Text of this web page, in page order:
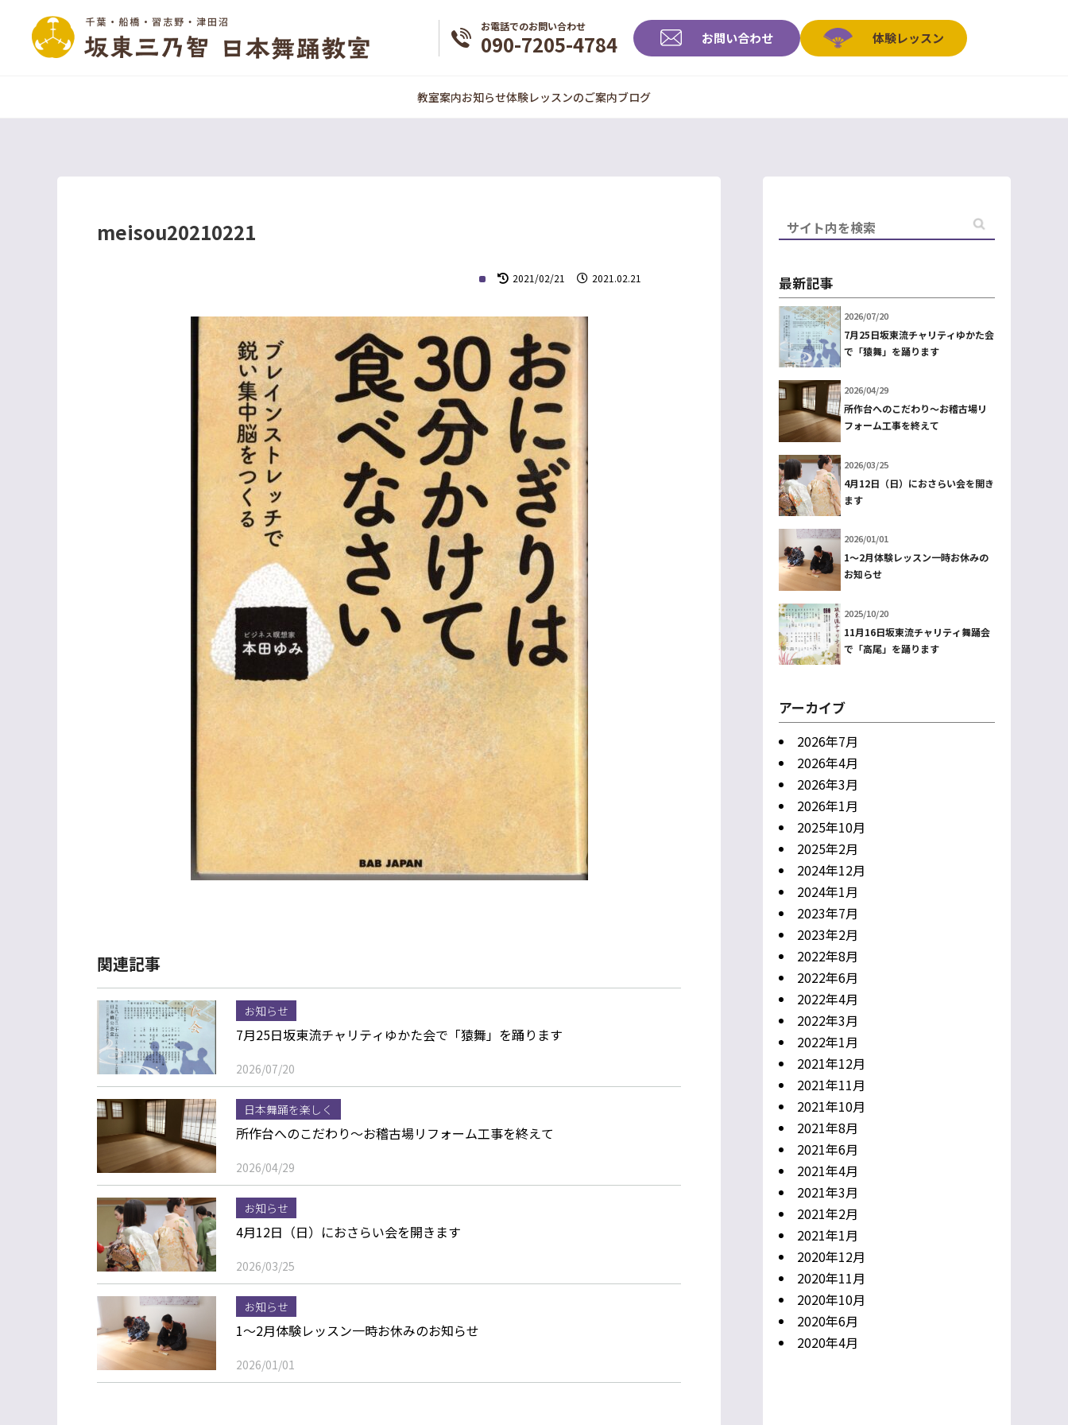
お電話でのお問い合わせ
090-7205-4784 お問い合わせ 体験レッスン
教室案内お知らせ体験レッスンのご案内ブログ
meisou20210221
2021/02/21 2021.02.21
関連記事
お知らせ
7月25日坂東流チャリティゆかた会で「猿舞」を踊ります
2026/07/20
日本舞踊を楽しく
所作台へのこだわり～お稽古場リフォーム工事を終えて
2026/04/29
お知らせ
4月12日（日）におさらい会を開きます
2026/03/25
お知らせ
1～2月体験レッスン一時お休みのお知らせ
2026/01/01
最新記事
2026/07/20
7月25日坂東流チャリティゆかた会
で「猿舞」を踊ります
2026/04/29
所作台へのこだわり～お稽古場リ
フォーム工事を終えて
2026/03/25
4月12日（日）におさらい会を開き
ます
2026/01/01
1～2月体験レッスン一時お休みの
お知らせ
2025/10/20
11月16日坂東流チャリティ舞踊会
で「高尾」を踊ります
アーカイブ
2026年7月
2026年4月
2026年3月
2026年1月
2025年10月
2025年2月
2024年12月
2024年1月
2023年7月
2023年2月
2022年8月
2022年6月
2022年4月
2022年3月
2022年1月
2021年12月
2021年11月
2021年10月
2021年8月
2021年6月
2021年4月
2021年3月
2021年2月
2021年1月
2020年12月
2020年11月
2020年10月
2020年6月
2020年4月